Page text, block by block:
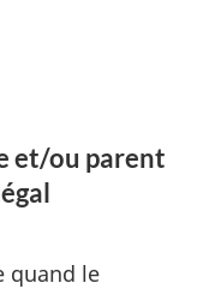
et/ou parent
quand le